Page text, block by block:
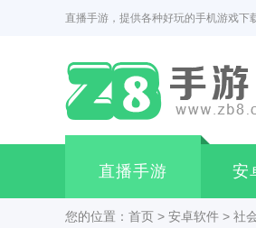
直播手游，提供各种好玩的手机游戏下
直播手游 安
您的位置： 首页 > 安卓软件 > 社